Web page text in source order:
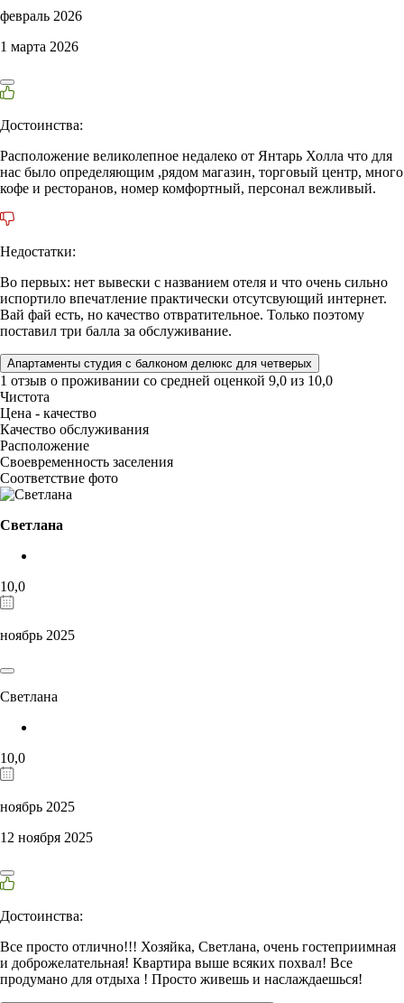
февраль 2026
1 марта 2026
Достоинства:
Расположение великолепное недалеко от Янтарь Холла что для
нас было определяющим ,рядом магазин, торговый центр, много
кофе и ресторанов, номер комфортный, персонал вежливый.
Недостатки:
Во первых: нет вывески с названием отеля и что очень сильно
испортило впечатление практически отсутсвующий интернет.
Вай фай есть, но качество отвратительное. Только поэтому
поставил три балла за обслуживание.
Апартаменты студия с балконом делюкс для четверых
1 отзыв о проживании со средней оценкой 9,0 из 10,0
Чистота
Цена - качество
Качество обслуживания
Расположение
Своевременность заселения
Соответствие фото
Светлана
10,0
ноябрь 2025
Светлана
10,0
ноябрь 2025
12 ноября 2025
Достоинства:
Все просто отлично!!! Хозяйка, Светлана, очень гостеприимная
и доброжелательная! Квартира выше всяких похвал! Все
продумано для отдыха ! Просто живешь и наслаждаешься!